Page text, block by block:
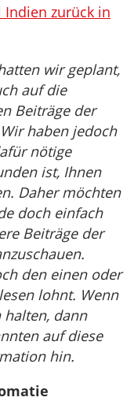
zurück in
wir geplant,
auf die
Beiträge der
haben jedoch
nötige
ist, Ihnen
Daher möchten
doch einfach
Beiträge der
den einen oder
lohnt. Wenn
dann
auf diese
hin.